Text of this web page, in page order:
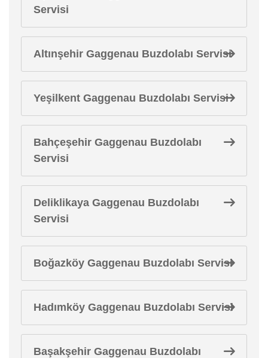
Servisi
Altınşehir Gaggenau Buzdolabı Servisi
Yeşilkent Gaggenau Buzdolabı Servisi
Bahçeşehir Gaggenau Buzdolabı
Servisi
Deliklikaya Gaggenau Buzdolabı
Servisi
Boğazköy Gaggenau Buzdolabı Servisi
Hadımköy Gaggenau Buzdolabı Servisi
Başakşehir Gaggenau Buzdolabı